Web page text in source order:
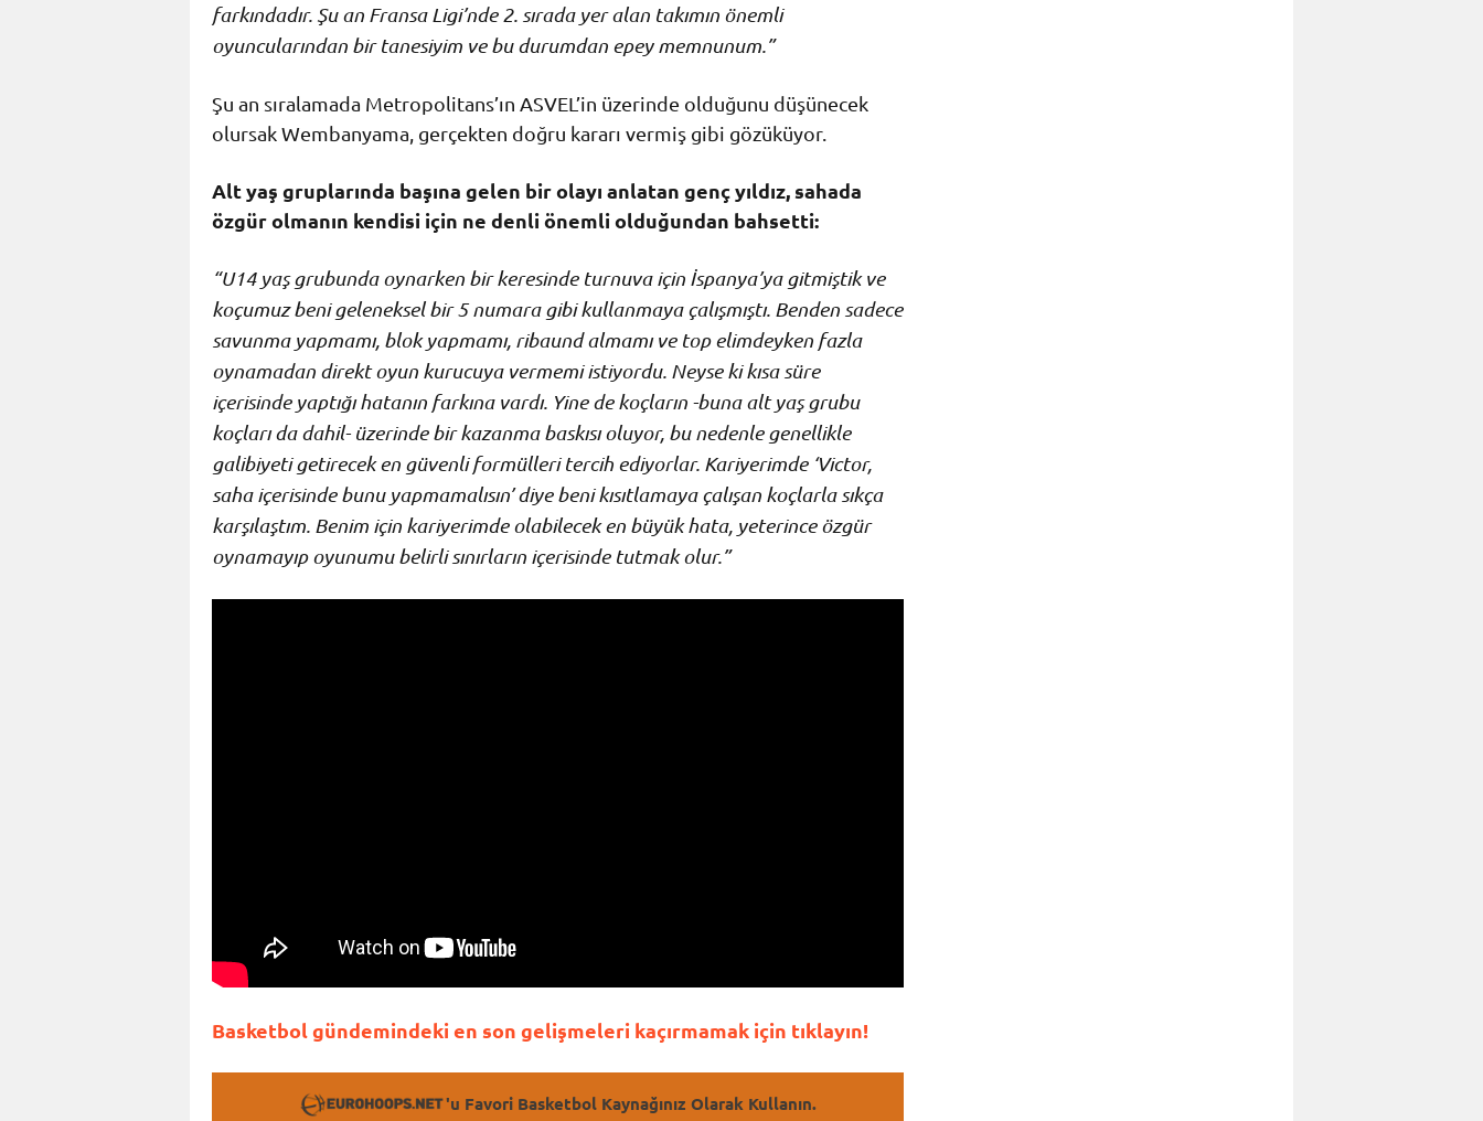
farkındadır. Şu an Fransa Ligi’nde 2. sırada yer alan takımın önemli
oyuncularından bir tanesiyim ve bu durumdan epey memnunum.”
Şu an sıralamada Metropolitans’ın ASVEL’in üzerinde olduğunu düşünecek
olursak Wembanyama, gerçekten doğru kararı vermiş gibi gözüküyor.
Alt yaş gruplarında başına gelen bir olayı anlatan genç yıldız, sahada
özgür olmanın kendisi için ne denli önemli olduğundan bahsetti:
“U14 yaş grubunda oynarken bir keresinde turnuva için İspanya’ya gitmiştik ve
koçumuz beni geleneksel bir 5 numara gibi kullanmaya çalışmıştı. Benden sadece
savunma yapmamı, blok yapmamı, ribaund almamı ve top elimdeyken fazla
oynamadan direkt oyun kurucuya vermemi istiyordu. Neyse ki kısa süre
içerisinde yaptığı hatanın farkına vardı. Yine de koçların -buna alt yaş grubu
koçları da dahil- üzerinde bir kazanma baskısı oluyor, bu nedenle genellikle
galibiyeti getirecek en güvenli formülleri tercih ediyorlar. Kariyerimde ‘Victor,
saha içerisinde bunu yapmamalısın’ diye beni kısıtlamaya çalışan koçlarla sıkça
karşılaştım. Benim için kariyerimde olabilecek en büyük hata, yeterince özgür
oynamayıp oyunumu belirli sınırların içerisinde tutmak olur.”
Basketbol gündemindeki en son gelişmeleri kaçırmamak için tıklayın!
'u Favori Basketbol Kaynağınız Olarak Kullanın.